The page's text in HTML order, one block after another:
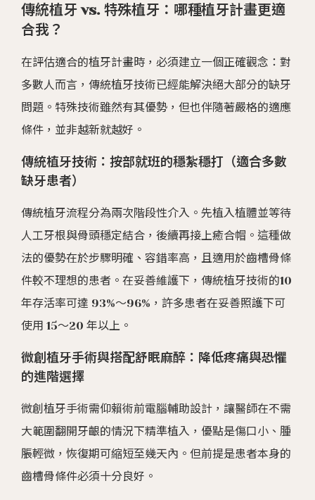
傳統植牙 vs. 特殊植牙：哪種植牙計畫更適
合我？
在評估適合的植牙計畫時，必須建立一個正確觀念：對
多數人而言，傳統植牙技術已經能解決絕大部分的缺牙
問題。特殊技術雖然有其優勢，但也伴隨著嚴格的適應
條件，並非越新就越好。
傳統植牙技術：按部就班的穩紮穩打（適合多數
缺牙患者）
傳統植牙流程分為兩次階段性介入。先植入植體並等待
人工牙根與骨頭穩定結合，後續再接上癒合帽。這種做
法的優勢在於步驟明確、容錯率高，且適用於齒槽骨條
件較不理想的患者。在妥善維護下，傳統植牙技術的10
年存活率可達 93%～96%，許多患者在妥善照護下可
使用 15～20 年以上。
微創植牙手術與搭配舒眠麻醉：降低疼痛與恐懼
的進階選擇
微創植牙手術需仰賴術前電腦輔助設計，讓醫師在不需
大範圍翻開牙齦的情況下精準植入，優點是傷口小、腫
脹輕微，恢復期可縮短至幾天內。但前提是患者本身的
齒槽骨條件必須十分良好。